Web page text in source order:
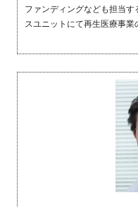
ファンディングなども担当
スユニットにて再生医療事業